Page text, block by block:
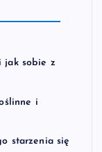
jak sobie z
i
starzenia się